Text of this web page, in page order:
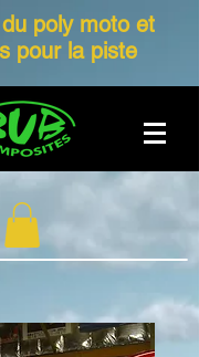
poly moto et
pour la piste